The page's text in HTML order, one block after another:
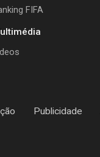
FIFA
Publicidade